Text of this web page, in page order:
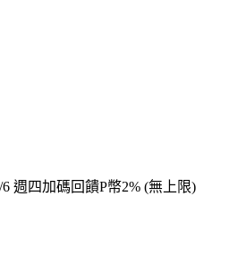
週四加碼回饋P幣2% (無上限)